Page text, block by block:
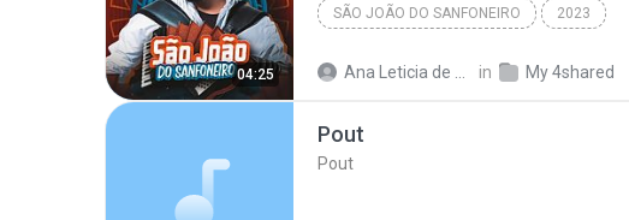
04:25
SÃO JOÃO DO SANFONEIRO 2023
in My 4shared
Pout
Pout